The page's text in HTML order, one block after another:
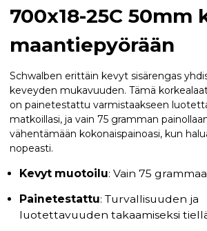
700x18-25C 50mm
maantiepyörään
Schwalben erittäin kevyt sisärengas
keveyden mukavuuden. Tämä
on painetestattu varmistaakseen
matkoillasi, ja vain 75 gramman
vähentämään kokonaispainoasi, kun
nopeasti.
Kevyt muotoilu: Vain 75
Painetestattu: Turvallisuuden ja
luotettavuuden takaamiseksi